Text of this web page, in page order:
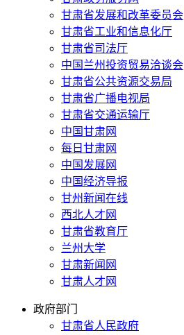
甘肃省发展和改革委员会
甘肃省工业和信息化厅
甘肃省司法厅
中国兰州投资贸易洽谈会
甘肃省公共资源交易局
甘肃省广播电视局
甘肃省交通运输厅
中国甘肃网
每日甘肃网
中国发展网
中国经济导报
甘州新闻在线
西北人才网
甘肃省教育厅
兰州大学
甘肃新闻网
甘肃人才网
政府部门
甘肃省人民政府